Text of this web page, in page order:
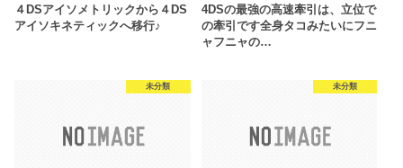
４DSアイソメトリックから４DS
アイソキネティックへ移行♪
4DSの最強の高速牽引は、立位で
の牽引です全身タコみたいにフニ
ャフニャの…
未分類 未分類